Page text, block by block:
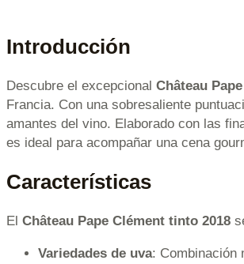
Introducción
Descubre el excepcional Château
Francia. Con una sobresaliente
amantes del vino. Elaborado con las
es ideal para acompañar una cena
Características
El Château Pape Clément tinto 2018
Variedades de uva: Combinación